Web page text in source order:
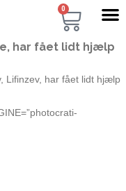
0
har fået lidt hjælp
Lifinzev, har fået lidt hjælp